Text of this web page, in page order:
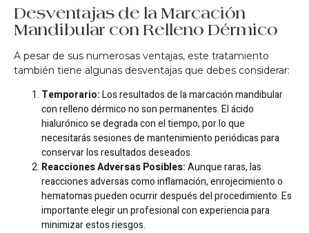
Desventajas de la Marcación
Mandibular con Relleno Dérmico
A pesar de sus numerosas ventajas, este tratamiento
también tiene algunas desventajas que debes considerar:
Temporario:Los resultados de la marcación mandibular
con relleno dérmico no son permanentes. El ácido
hialurónico se degrada con el tiempo, por lo que
necesitarás sesiones de mantenimiento periódicas para
conservar los resultados deseados.
Reacciones Adversas Posibles:Aunque raras, las
reacciones adversas como inflamación, enrojecimiento o
hematomas pueden ocurrir después del procedimiento. Es
importante elegir un profesional con experiencia para
minimizar estos riesgos.